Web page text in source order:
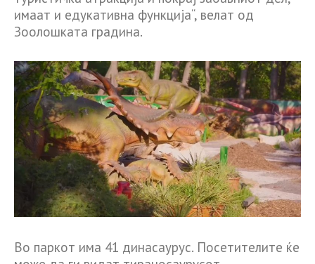
имаат и едукативна функција“, велат од
Зоолошката градина.
Во паркот има 41 динасаурус. Посетителите ќе